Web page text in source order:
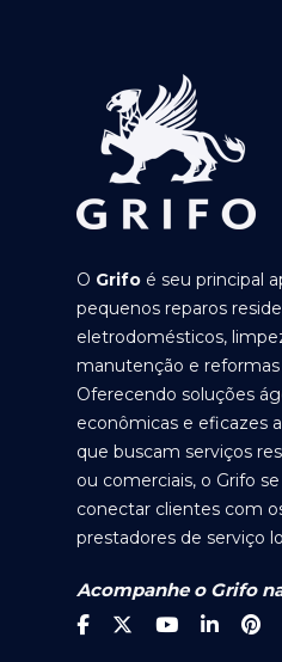
O Grifo é seu principal
pequenos reparos
eletrodomésticos,
manutenção e reformas
Oferecendo soluções
econômicas e eficazes
que buscam serviços
ou comerciais, o Grifo
conectar clientes com
prestadores de serviço
Acompanhe o Grifo